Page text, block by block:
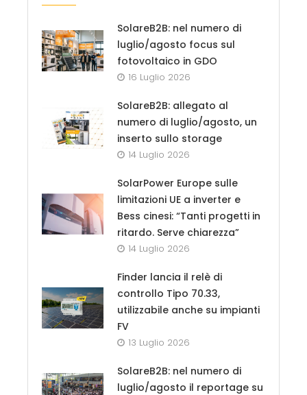
SolareB2B: nel numero di
luglio/agosto focus sul
fotovoltaico in GDO
16 Luglio 2026
SolareB2B: allegato al
numero di luglio/agosto, un
inserto sullo storage
14 Luglio 2026
SolarPower Europe sulle
limitazioni UE a inverter e
Bess cinesi: “Tanti progetti in
ritardo. Serve chiarezza”
14 Luglio 2026
Finder lancia il relè di
controllo Tipo 70.33,
utilizzabile anche su impianti
FV
13 Luglio 2026
SolareB2B: nel numero di
luglio/agosto il reportage su